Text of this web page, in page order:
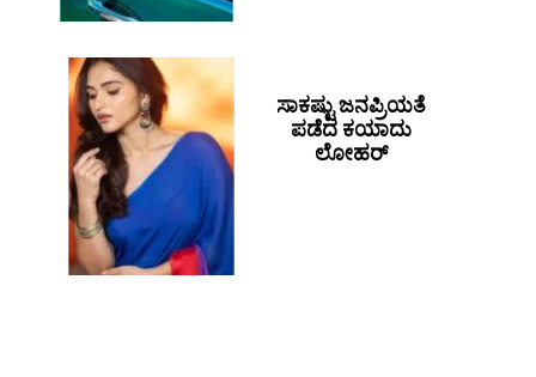
ಸಾಕಷ್ಟು ಜನಪ್ರಿಯತೆ
ಪಡೆದ ಕಯಾದು
ಲೋಹರ್